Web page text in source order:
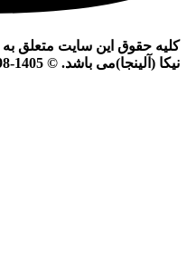
کلیه حقوق این سایت متعلق
نیکا (آلینجا)می باشد. © Copyrights Allinja Shop - 1398-1405